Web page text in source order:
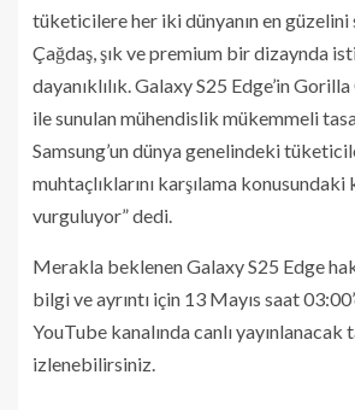
tüketicilere her iki dünyanın en güzelini
Çağdaş, şık ve premium bir dizaynda
dayanıklılık. Galaxy S25 Edge’in
ile sunulan mühendislik mükemmeli
Samsung’un dünya genelindeki
muhtaçlıklarını karşılama konusundaki
vurguluyor” dedi.
Merakla beklenen Galaxy S25 Edge
bilgi ve ayrıntı için 13 Mayıs saat
YouTube kanalında canlı yayınlanacak
izlenebilirsiniz.